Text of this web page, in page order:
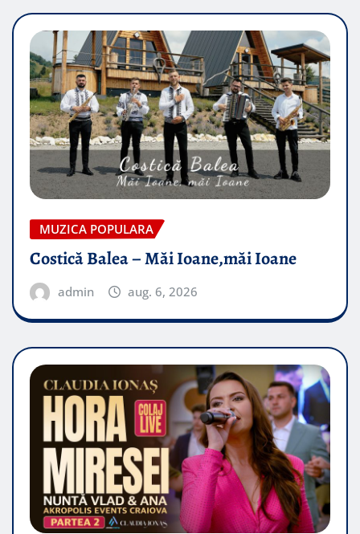
MUZICA POPULARA
Costică Balea – Măi Ioane,măi Ioane
admin aug. 6, 2026